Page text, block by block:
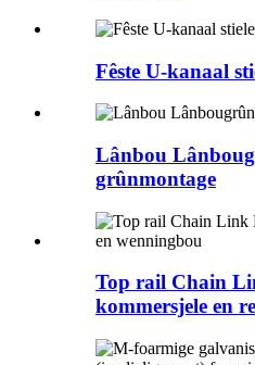
Fêste U-kanaal
Lânbou
grûnmontage
Top rail Chain
kommersjele en